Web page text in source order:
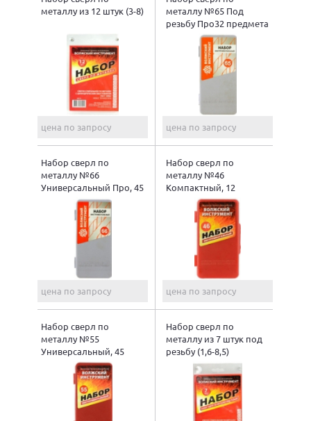
металлу из 12 штук (3-8)
цена по запросу
металлу №65 Под
резьбу Про32 предмета
цена по запросу
Набор сверл по
металлу №66
Универсальный Про, 45
предметов
цена по запросу
Набор сверл по
металлу №46
Компактный, 12
предметов
цена по запросу
Набор сверл по
металлу №55
Универсальный, 45
предметов
Набор сверл по
металлу из 7 штук под
резьбу (1,6-8,5)